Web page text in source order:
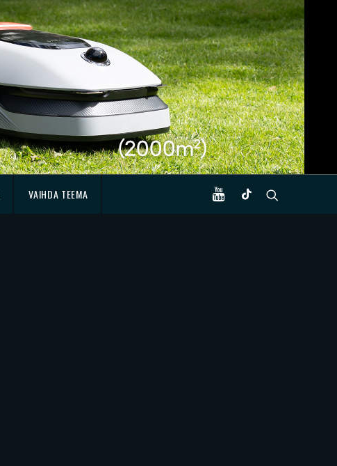
VAIHDA TEEMA